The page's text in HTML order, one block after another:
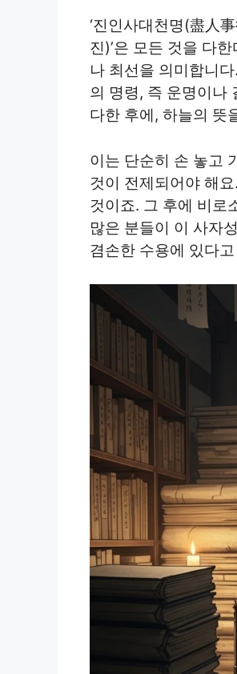
‘진인사대천명(盡人
진)’은 모든 것을 다
나 최선을 의미합니
의 명령, 즉 운명이나
다한 후에, 하늘의 뜻
이는 단순히 손 놓고
것이 전제되어야 해
것이죠. 그 후에 비로
많은 분들이 이 사자
겸손한 수용에 있다